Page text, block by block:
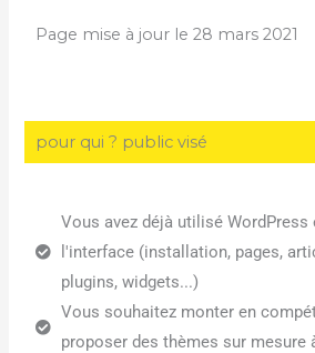
Page mise à jour le 28 mars 2021
pour qui ? public visé
Vous avez déjà utilisé WordPress
l'interface (installation, pages,
plugins, widgets...)
Vous souhaitez monter en
proposer des thèmes sur mesure